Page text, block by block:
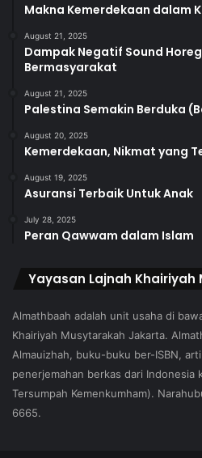
Makna Kemerdekaan dalam
August 21, 2025
Dampak Negatif Sound
Bermasyarakat
August 21, 2025
Palestina Semakin Berduka
August 20, 2025
Kemerdekaan, Nikmat yang
August 19, 2025
Asuransi Terbaik Untuk Anak
July 28, 2025
Peran Qawwam dalam Islam
Yayasan Lajnah Khairiyah
Almathbaah adalah unit usaha di
Khairiyah Musytarakah Jakarta.
Almauizhah, buku-buku ber-ISBN,
penerjemahan berkas dari Indonesia
Tersumpah Kemenkumham).
6665.